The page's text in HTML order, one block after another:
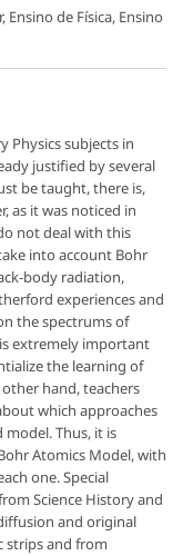
de Física, Ensino
Physics subjects in
justified by several
be taught, there is,
as it was noticed in
not deal with this
into account Bohr
body radiation,
experiences and
the spectrums of
extremely important
the learning of
hand, teachers
which approaches
Thus, it is
Atomics Model, with
one. Special
Science History and
and original
strips and from